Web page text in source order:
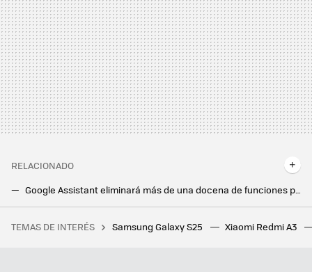
RELACIONADO
Google Assistant eliminará más de una docena de funciones para mejorar su rendimiento: esto es lo que cambia
Google Lens se convierte en tu mejor aliado frente a los problemas de matemáticas
La próxima generación de consolas no quiero mejores gráficos si es a este precio
TEMAS DE INTERÉS Samsung Galaxy S25 Xiaomi Redmi A3